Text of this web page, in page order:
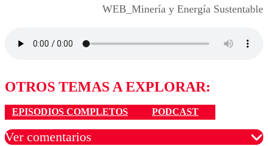
WEB_Minería y Energía Sustentable
OTROS TEMAS A EXPLORAR:
EPISODIOS COMPLETOS PODCAST
Ver comentarios